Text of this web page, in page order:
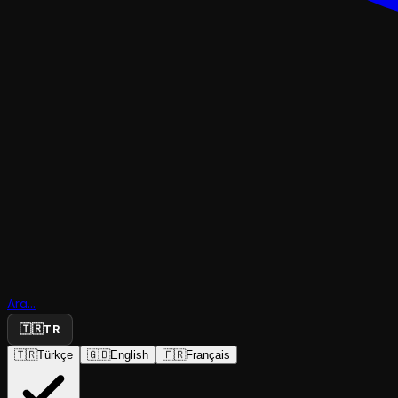
Ara...
🇹🇷TR
🇹🇷Türkçe 🇬🇧English 🇫🇷Français
You.